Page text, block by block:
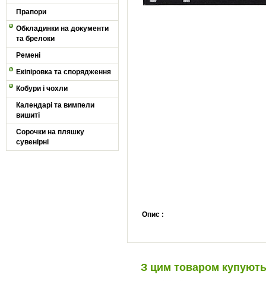
Прапори
Обкладинки на документи
та брелоки
Ремені
Екіпіровка та спорядження
Кобури і чохли
Календарі та вимпели
вишиті
Сорочки на пляшку
сувенірні
Опис :
З цим товаром купують